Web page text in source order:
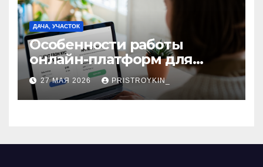
ДАЧА, УЧАСТОК
Особенности работы
онлайн-платформ для
поиска авиабилетов и
железнодорожных
билетов
27 МАЯ 2026 PRISTROYKIN_